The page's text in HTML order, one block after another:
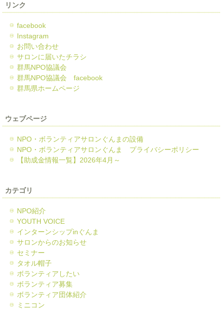
リンク
facebook
Instagram
お問い合わせ
サロンに届いたチラシ
群馬NPO協議会
群馬NPO協議会 facebook
群馬県ホームページ
ウェブページ
NPO・ボランティアサロンぐんまの設備
NPO・ボランティアサロンぐんま プライバシーポリシー
【助成金情報一覧】2026年4月～
カテゴリ
NPO紹介
YOUTH VOICE
インターンシップinぐんま
サロンからのお知らせ
セミナー
タオル帽子
ボランティアしたい
ボランティア募集
ボランティア団体紹介
ミニコン